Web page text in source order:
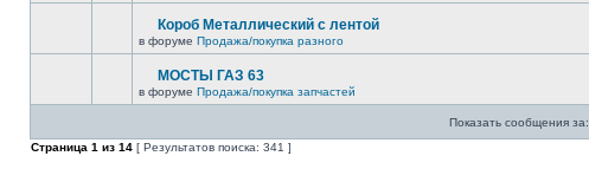
Короб Металлический с лентой
в форуме Продажа/покупка разного
МОСТЫ ГАЗ 63
в форуме Продажа/покупка запчастей
Показать сообщения за:
Страница 1 из 14 [ Результатов поиска: 341 ]